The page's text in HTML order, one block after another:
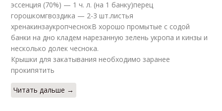
эссенция (70%) — 1 ч. л. (на 1 банку)перец
горошкомгвоздика — 2-3 шт.листья
хренакинзаукропчеснокВ хорошо промытые с содой
банки на дно кладем нарезанную зелень укропа и кинзы и
несколько долек чеснока.
Крышки для закатывания необходимо заранее
прокипятить
Читать дальше →